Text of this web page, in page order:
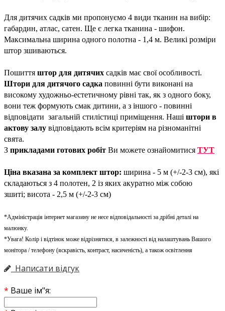
Для дитячих садків ми пропонуємо 4 види тканин на вибір:
габардин, атлас, сатен. Ще є легка тканина - шифон.
Максимальна ширина одного полотна - 1,4 м. Великі розміри
штор зшиваються.
Пошиття штор для дитячих садків має свої особливості.
Штори для дитячого садка повинні бути виконані на
високому художньо-естетичному рівні так, як з одного боку,
вони теж формують смак дитини, а з іншого - повинні
відповідати загальній стилістиці приміщення. Наші штори в
актову залу відповідають всім критеріям на різноманітні
свята.
З прикладами готових робіт Ви можете ознайомитися ТУТ
Ціна вказана за комплект штор: ширина - 5 м (+/-2-3 см), які
складаються з 4 полотен, 2 із яких акуратно між собою
зшиті; висота - 2,5 м (+/-2-3 см)
*Адміністрація інтернет магазину не несе відповідальності за дрібні деталі на
малюнку.
*Увага! Колір і відтінок може відрізнятися, в залежності від налаштувань Вашого
монітора / телефону (яскравість, контраст, насиченість), а також освітлення
Написати відгук
Ваше ім"я: